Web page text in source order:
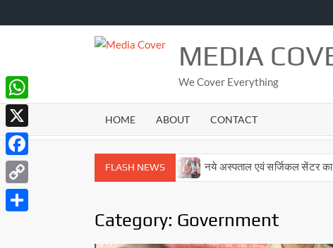
to
MEDIA
We Cover Everything
HOME ABOUT CONTACT
FLASH NEWS
गिरफ्तार नये अस्पताल एवं सर्जिकल सेंटर का भव्य उद्घाटन
Category: Government
WhatsApp
X
Facebook
Copy